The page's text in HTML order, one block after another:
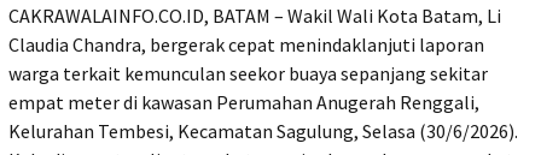
CAKRAWALAINFO.CO.ID, BATAM – Wakil Wali Kota Batam, Li
Claudia Chandra, bergerak cepat menindaklanjuti laporan
warga terkait kemunculan seekor buaya sepanjang sekitar
empat meter di kawasan Perumahan Anugerah Renggali,
Kelurahan Tembesi, Kecamatan Sagulung, Selasa (30/6/2026).